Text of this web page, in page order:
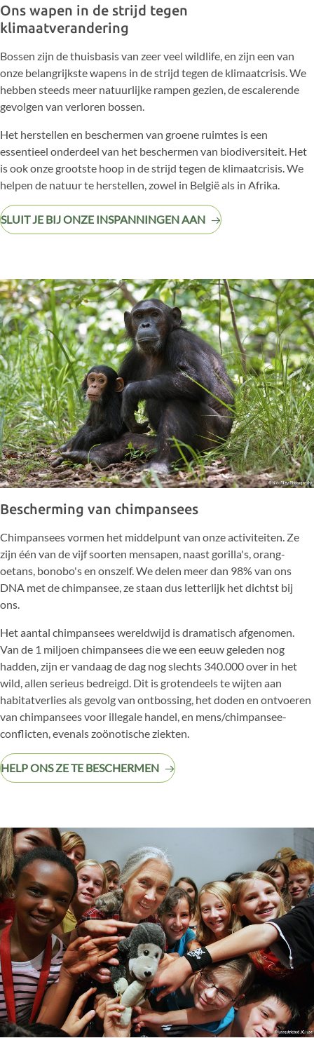
Ons wapen in de strijd tegen
klimaatverandering
Bossen zijn de thuisbasis van zeer veel wildlife, en zijn een van
onze belangrijkste wapens in de strijd tegen de klimaatcrisis. We
hebben steeds meer natuurlijke rampen gezien, de escalerende
gevolgen van verloren bossen.
Het herstellen en beschermen van groene ruimtes is een
essentieel onderdeel van het beschermen van biodiversiteit. Het
is ook onze grootste hoop in de strijd tegen de klimaatcrisis. We
helpen de natuur te herstellen, zowel in België als in Afrika.
SLUIT JE BIJ ONZE INSPANNINGEN AAN
Bescherming van chimpansees
Chimpansees vormen het middelpunt van onze activiteiten. Ze
zijn één van de vijf soorten mensapen, naast gorilla's, orang-
oetans, bonobo's en onszelf. We delen meer dan 98% van ons
DNA met de chimpansee, ze staan dus letterlijk het dichtst bij
ons.
Het aantal chimpansees wereldwijd is dramatisch afgenomen.
Van de 1 miljoen chimpansees die we een eeuw geleden nog
hadden, zijn er vandaag de dag nog slechts 340.000 over in het
wild, allen serieus bedreigd. Dit is grotendeels te wijten aan
habitatverlies als gevolg van ontbossing, het doden en ontvoeren
van chimpansees voor illegale handel, en mens/chimpansee-
conflicten, evenals zoönotische ziekten.
HELP ONS ZE TE BESCHERMEN